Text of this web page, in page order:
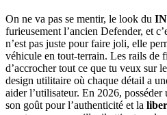
On ne va pas se mentir, le look du
furieusement l’ancien Defender, et
n’est pas juste pour faire joli, elle
véhicule en tout-terrain. Les rails de
d’accrocher tout ce que tu veux sur
design utilitaire où chaque détail a
aider l’utilisateur. En 2026,
son goût pour l’authenticité et la